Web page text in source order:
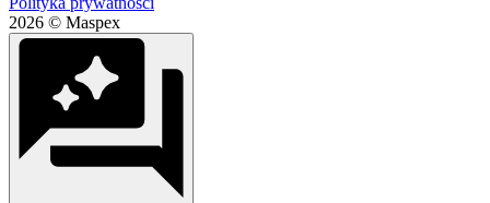
2026 © Maspex